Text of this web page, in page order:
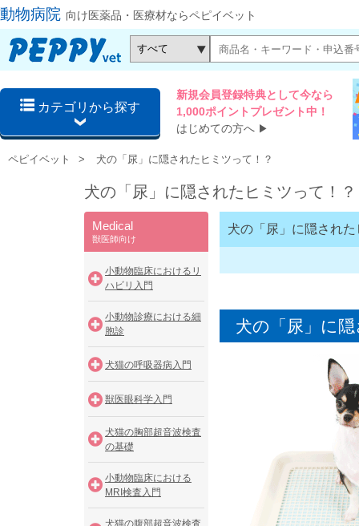
動物病院 向け医薬品・医療材ならペピイベット
カテゴリから探す
新規会員登録特典として今なら
1,000ポイントプレゼント中！
はじめての方へ ▶
ペピイベット 犬の「尿」に隠されたヒミツって！？
犬の「尿」に隠されたヒミツって！？
Medical
獣医師向け
小動物臨床におけるリ
ハビリ入門
小動物診療における細
胞診
犬猫の呼吸器病入門
獣医眼科学入門
犬猫の胸部超音波検査
の基礎
小動物臨床における
MRI検査入門
犬猫の腹部超音波検査
犬の「尿」に隠され
犬の「尿」に